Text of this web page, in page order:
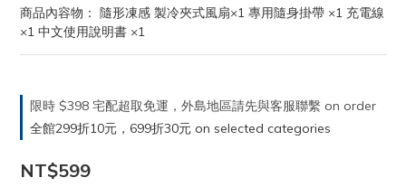
商品內容物： 隨形凍感 製冷夾式風扇×1 專用隨身掛帶 ×1 充電線
×1 中文使用說明書 ×1
限時 $398 宅配超取免運，外島地區請先與客服聯繫 on order
全館299折10元，699折30元 on selected categories
NT$599